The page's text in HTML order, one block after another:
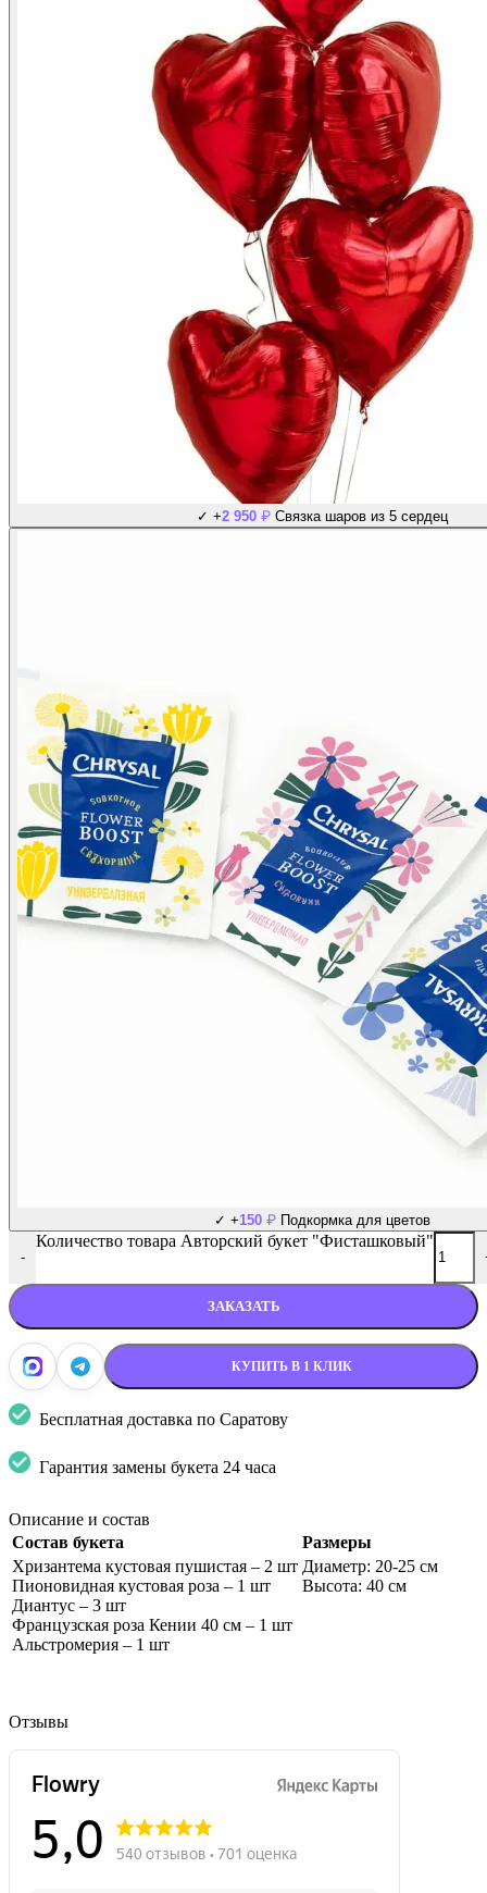
✓ +2 950 ₽ Связка шаров из 5 сердец
✓ +150 ₽ Подкормка для цветов
-
Количество товара Авторский букет "Фисташковый"
ЗАКАЗАТЬ
КУПИТЬ В 1 КЛИК
Бесплатная доставка по Саратову
Гарантия замены букета 24 часа
Описание и состав
Состав букета
Размеры
Хризантема кустовая пушистая – 2 шт
Пионовидная кустовая роза – 1 шт
Диантус – 3 шт
Французская роза Кении 40 см – 1 шт
Альстромерия – 1 шт
Диаметр: 20-25 см
Высота: 40 см
Отзывы